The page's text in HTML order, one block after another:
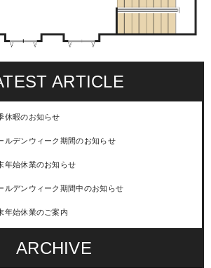
ARTICLE
休暇のお知らせ
ルデンウィーク期間のお知らせ
年始休業のお知らせ
ルデンウィーク期間中のお知らせ
年始休業のご案内
ARCHIVE